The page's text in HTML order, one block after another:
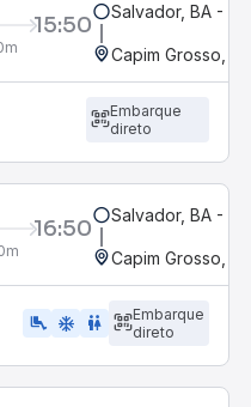
15:50 Salvador, BA -
Capim Grosso, BA
Embarque
direto
16:50 Salvador, BA -
Capim Grosso, BA
airline_seat_legroom_extra ac_unit WC
Embarque
direto